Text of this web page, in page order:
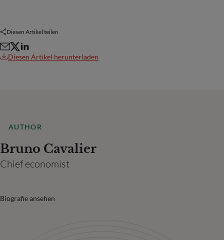
Diesen Artikel teilen
Diesen Artikel herunterladen
AUTHOR
Bruno Cavalier
Chief economist
Biografie ansehen